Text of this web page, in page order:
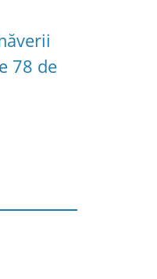
78 de